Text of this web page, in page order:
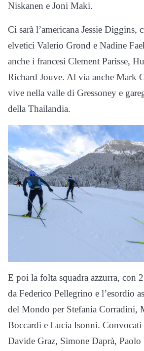
Niskanen e Joni Maki.
Ci sarà l’americana Jessie Diggins,
elvetici Valerio Grond e Nadine
anche i francesi Clement Parisse,
Richard Jouve. Al via anche Mark
vive nella valle di Gressoney e
della Thailandia.
E poi la folta squadra azzurra, con
da Federico Pellegrino e l’esordio
del Mondo per Stefania Corradini,
Boccardi e Lucia Isonni. Convocati
Davide Graz, Simone Daprà,